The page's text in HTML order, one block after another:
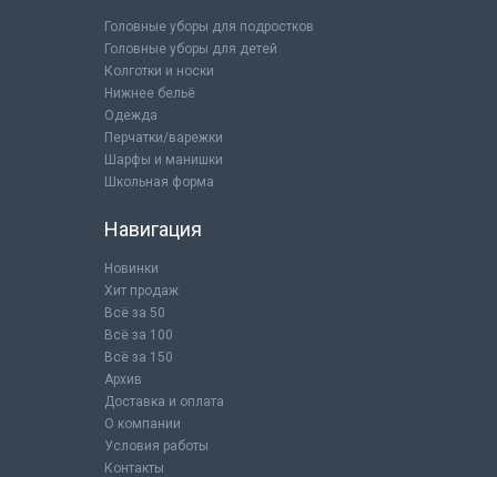
Головные уборы для подростков
Головные уборы для детей
Колготки и носки
Нижнее бельё
Одежда
Перчатки/варежки
Шарфы и манишки
Школьная форма
Навигация
Новинки
Хит продаж
Всё за 50
Всё за 100
Всё за 150
Архив
Доставка и оплата
О компании
Условия работы
Контакты